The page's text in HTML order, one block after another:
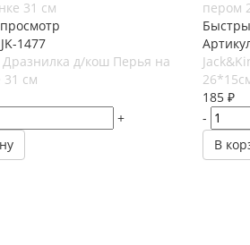
1477
Дразнилка д/кош Перья на
31 см
+
185₽
-
В